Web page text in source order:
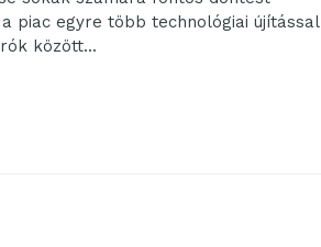
piac egyre több technológiai újítással
között...